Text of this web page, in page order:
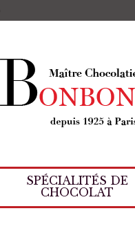
SPÉCIALITÉS DE
CHOCOLAT